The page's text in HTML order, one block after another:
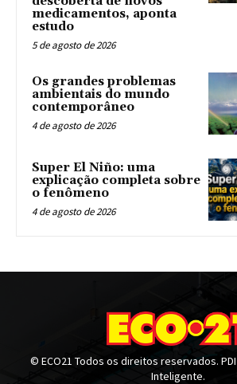
medicamentos, aponta
estudo
5 de agosto de 2026
Os grandes problemas
ambientais do mundo
contemporâneo
4 de agosto de 2026
Super El Niño: uma
explicação completa sobre
o fenômeno
4 de agosto de 2026
© ECO21 Todos os direitos reservados.
Inteligente.